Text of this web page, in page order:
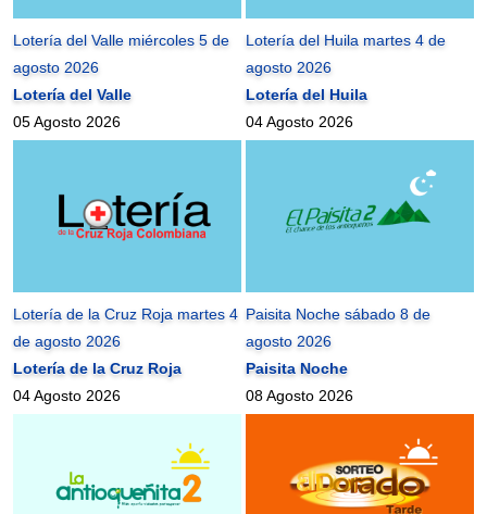
Lotería del Valle miércoles 5 de
agosto 2026
Lotería del Valle
05 Agosto 2026
Lotería del Huila martes 4 de
agosto 2026
Lotería del Huila
04 Agosto 2026
Lotería de la Cruz Roja martes 4
de agosto 2026
Lotería de la Cruz Roja
04 Agosto 2026
Paisita Noche sábado 8 de
agosto 2026
Paisita Noche
08 Agosto 2026